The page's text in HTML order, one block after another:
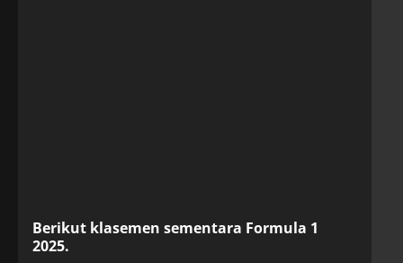
Berikut klasemen sementara Formula 1
2025.